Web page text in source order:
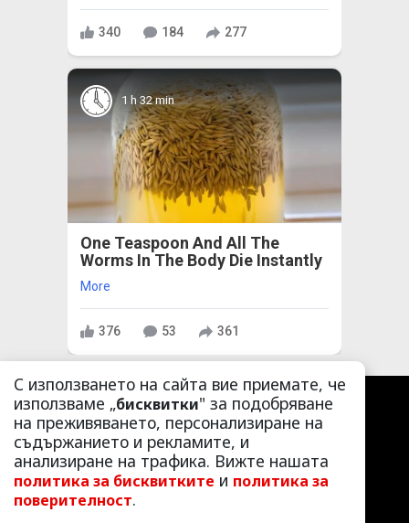
340 184 277
1 h 32 min
One Teaspoon And All The
Worms In The Body Die Instantly
More
376 53 361
С използването на сайта вие приемате, че
използваме „бисквитки" за подобряване
на преживяването, персонализиране на
съдържанието и рекламите, и
анализиране на трафика. Вижте нашата
политика за бисквитките и политика за
поверителност.